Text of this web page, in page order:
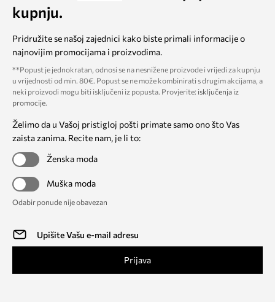
kupnju.
Pridružite se našoj zajednici kako biste primali informacije o
najnovijim promocijama i proizvodima.
**Popust je jednokratan, odnosi se na nesnižene proizvode i vrijedi za kupnju
u vrijednosti od min. 80€. Popust se ne može kombinirati s drugim akcijama, a
neki proizvodi mogu biti isključeni iz popusta. Provjerite: isključenja iz
promocije.
Želimo da u Vašoj pristigloj pošti primate samo ono što Vas
zaista zanima. Recite nam, je li to:
Ženska moda
Muška moda
Odabir ponude nije obavezan
Prijava